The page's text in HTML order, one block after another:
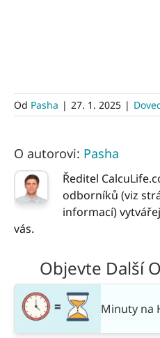
Od Pasha | 27. 1. 2025 |
O autorovi: Pasha
Ředitel
odborníků (viz
informací)
vás.
Objevte Další
Minuty na